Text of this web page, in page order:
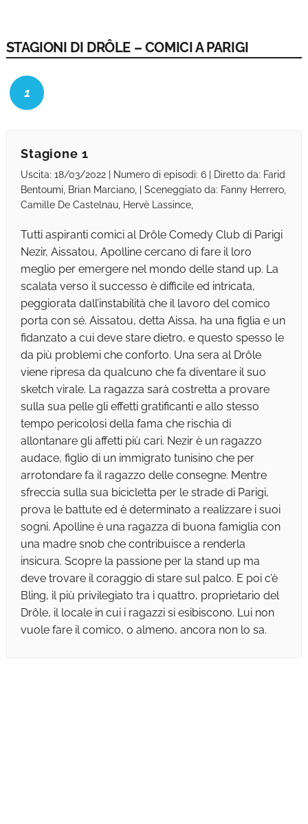
STAGIONI DI DRÔLE – COMICI A PARIGI
1
Stagione 1
Uscita: 18/03/2022 | Numero di episodi: 6 | Diretto da: Farid
Bentoumi, Brian Marciano, | Sceneggiato da: Fanny Herrero,
Camille De Castelnau, Hervè Lassince,
Tutti aspiranti comici al Drôle Comedy Club di Parigi
Nezir, Aissatou, Apolline cercano di fare il loro
meglio per emergere nel mondo delle stand up. La
scalata verso il successo è difficile ed intricata,
peggiorata dall’instabilità che il lavoro del comico
porta con sé. Aissatou, detta Aissa, ha una figlia e un
fidanzato a cui deve stare dietro, e questo spesso le
da più problemi che conforto. Una sera al Drôle
viene ripresa da qualcuno che fa diventare il suo
sketch virale. La ragazza sarà costretta a provare
sulla sua pelle gli effetti gratificanti e allo stesso
tempo pericolosi della fama che rischia di
allontanare gli affetti più cari. Nezir è un ragazzo
audace, figlio di un immigrato tunisino che per
arrotondare fa il ragazzo delle consegne. Mentre
sfreccia sulla sua bicicletta per le strade di Parigi,
prova le battute ed è determinato a realizzare i suoi
sogni. Apolline è una ragazza di buona famiglia con
una madre snob che contribuisce a renderla
insicura. Scopre la passione per la stand up ma
deve trovare il coraggio di stare sul palco. E poi c’è
Bling, il più privilegiato tra i quattro, proprietario del
Drôle, il locale in cui i ragazzi si esibiscono. Lui non
vuole fare il comico, o almeno, ancora non lo sa.